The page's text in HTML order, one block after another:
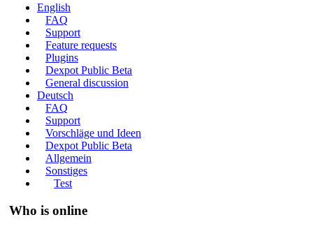
English
FAQ
Support
Feature requests
Plugins
Dexpot Public Beta
General discussion
Deutsch
FAQ
Support
Vorschläge und Ideen
Dexpot Public Beta
Allgemein
Sonstiges
Test
Who is online